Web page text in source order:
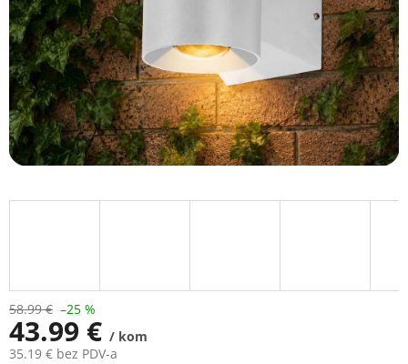
58.99 € –25 %
43.99 € / kom
35.19 € bez PDV-a